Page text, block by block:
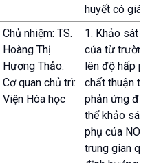
huyết có giá
Chủ nhiệm: TS.
Hoàng Thị
Hương Thảo.
Cơ quan chủ trì:
Viện Hóa học
1. Khảo sát
của từ
lên độ hấp
chất thuận từ
phản ứng
thể khảo sát
phụ của NO
trung gian